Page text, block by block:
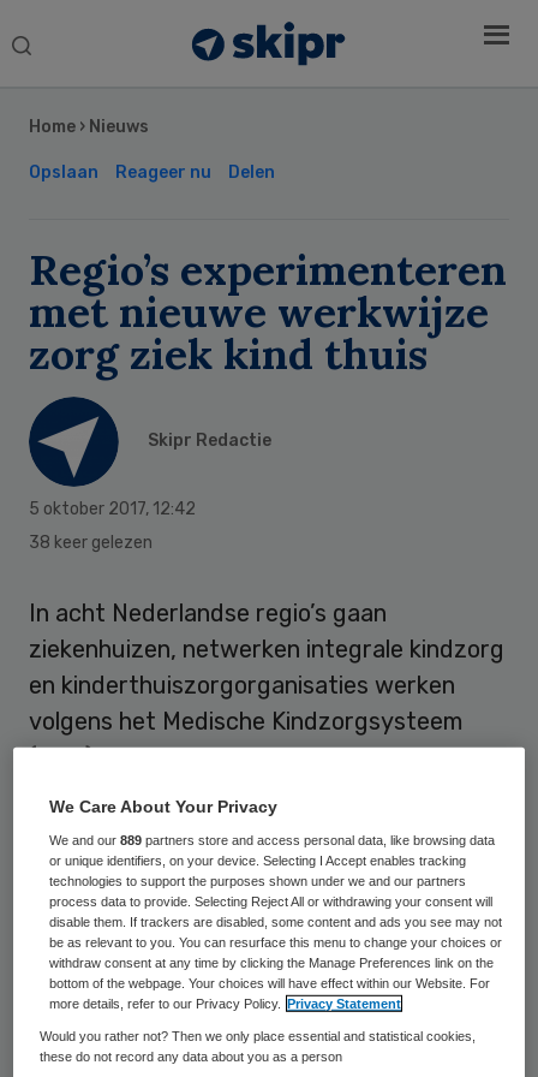
Search
Home › Nieuws
Opslaan Reageer nu Delen
Regio’s experimenteren
met nieuwe werkwijze
zorg ziek kind thuis
Skipr Redactie
5 oktober 2017, 12:42
38 keer gelezen
In acht Nederlandse regio’s gaan
ziekenhuizen, netwerken integrale kindzorg
en kinderthuiszorgorganisaties werken
volgens het Medische Kindzorgsysteem
(MKS). Het MKS draait om een nieuwe
manier van indiceren en organiseren van
zorg en ondersteuning aan zieke kinderen
buiten het ziekenhuis. Doel is om de
overdracht – en daarmee de zorg – voor
kinderen buiten het ziekenhuis zo soepel
mogelijk te laten verlopen.
Uitgangspunt is dat zieke kinderen sneller
van het ziekenhuis naar huis kunnen, de
Sidebar
We Care About Your Privacy
We and our889 partners store and access personal data, like browsing data
or unique identifiers, on your device. Selecting I Accept enables tracking
technologies to support the purposes shown under we and our partners
process data to provide. Selecting Reject All or withdrawing your consent will
disable them. If trackers are disabled, some content and ads you see may not
be as relevant to you. You can resurface this menu to change your choices or
withdraw consent at any time by clicking the Manage Preferences link on the
bottom of the webpage. Your choices will have effect within our Website. For
more details, refer to our Privacy Policy.
Privacy Statement
Would you rather not? Then we only place essential and statistical cookies,
these do not record any data about you as a person